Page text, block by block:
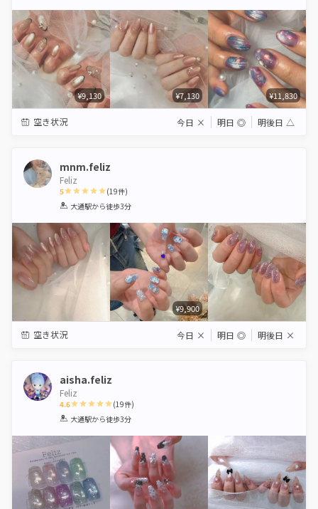
¥9,130 ¥7,130 ¥11,830
空き状況 今日 × 明日 ◎ 明後日 △
mnm.feliz
Feliz
5
1 2 3 4 5
(19件)
大通駅から徒歩3分
¥9,900
空き状況 今日 × 明日 ◎ 明後日 ×
aisha.feliz
Feliz
4.6
1 2 3 4 5
(19件)
大通駅から徒歩3分